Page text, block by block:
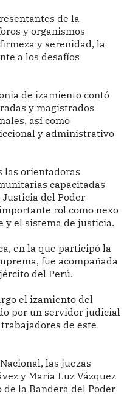
de la
y organismos
y serenidad, la
a los desafíos
de izamiento contó
y magistrados
así como
y administrativo
las orientadoras
capacitadas
Justicia del Poder
rol como nexo
y el sistema de justicia.
en la que participó la
fue acompañada
del Perú.
el izamiento del
por un servidor judicial
de este
las juezas
y María Luz Vázquez
la Bandera del Poder